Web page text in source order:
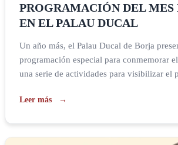
PROGRAMACIÓN DEL MES
EN EL PALAU DUCAL
Un año más, el Palau Ducal de Borja
programación especial para conmemorar
una serie de actividades para visibilizar el
5 de marzo tendrá lugar la tercera edición
Leer más